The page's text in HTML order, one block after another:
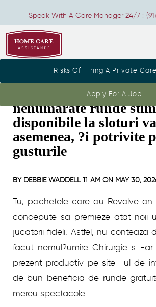
Speak With A Care Manager 24/7 :
Risks Of Hiring A Private
Apply For A Job
Acestea sunt in general
nenumarate runde
disponibile la sloturi
asemenea, ?i potrivite
gusturile
BY DEBBIE WADDELL11 AM ON MAY 30,
Tu, pachetele care au Revolve
concepute sa premieze atat noii
jucatorii fideli. Astfel, nu conteaza
facut nemul?umire Chirurgie s -
prezent productiv pe site -ul de
de bun beneficia de runde
mereu spectacole.